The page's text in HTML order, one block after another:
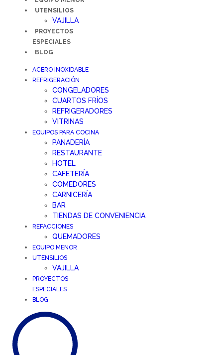
UTENSILIOS
VAJILLA
PROYECTOS
ESPECIALES
BLOG
ACERO INOXIDABLE
REFRIGERACIÓN
CONGELADORES
CUARTOS FRÍOS
REFRIGERADORES
VITRINAS
EQUIPOS PARA COCINA
PANADERÍA
RESTAURANTE
HOTEL
CAFETERÍA
COMEDORES
CARNICERÍA
BAR
TIENDAS DE CONVENIENCIA
REFACCIONES
QUEMADORES
EQUIPO MENOR
UTENSILIOS
VAJILLA
PROYECTOS
ESPECIALES
BLOG